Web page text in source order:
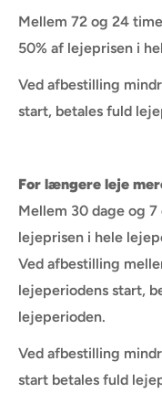
Mellem 72 og 24
50% af lejeprisen i
Ved afbestilling
start, betales fuld
For længere leje
Mellem 30 dage og 7
lejeprisen i hele
Ved afbestilling
lejeperiodens start,
lejeperioden.
Ved afbestilling
start betales fuld